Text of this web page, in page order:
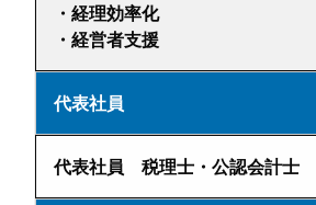
・経理効率化
・経営者支援
代表社員
代表社員 税理士・公認会計士